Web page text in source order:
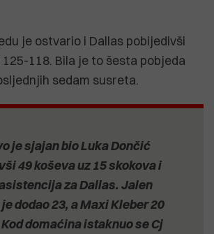
je ostvario i Dallas pobijedivši
118. Bila je to šesta pobjeda
sedam susreta.
je sjajan bioLuka Dončić
49 koševa uz 15 skokova i
za Dallas. Jalen
dodao 23, a Maxi Kleber 20
domaćina istaknuo se Cj